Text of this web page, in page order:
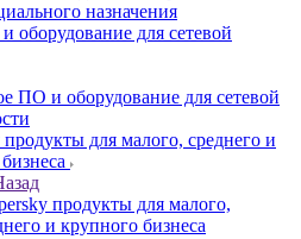
назначения
оборудование для сетевой
ПО и оборудование для сетевой
для малого, среднего и
продукты для малого,
и крупного бизнеса